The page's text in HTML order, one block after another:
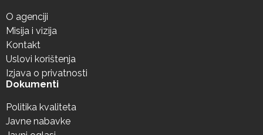
O agenciji
Misija i vizija
Kontakt
Uslovi korištenja
Izjava o privatnosti
Dokumenti
Politika kvaliteta
Javne nabavke